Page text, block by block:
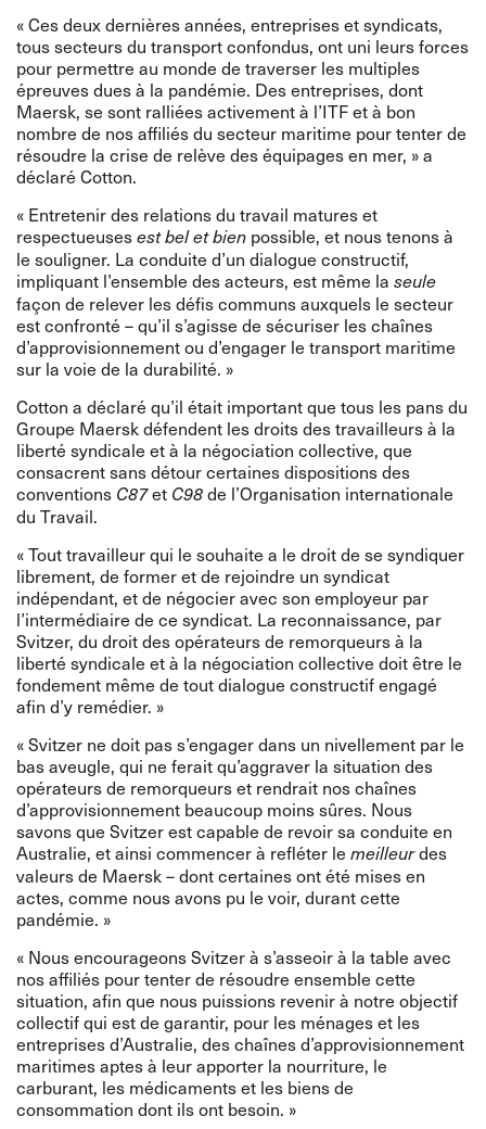
« Ces deux dernières années, entreprises et syndicats,
tous secteurs du transport confondus, ont uni leurs forces
pour permettre au monde de traverser les multiples
épreuves dues à la pandémie. Des entreprises, dont
Maersk, se sont ralliées activement à l’ITF et à bon
nombre de nos affiliés du secteur maritime pour tenter de
résoudre la crise de relève des équipages en mer, » a
déclaré Cotton.
« Entretenir des relations du travail matures et
respectueusesest bel et bien possible, et nous tenons à
le souligner. La conduite d’un dialogue constructif,
impliquant l’ensemble des acteurs, est même la seule
façon de relever les défis communs auxquels le secteur
est confronté – qu’il s’agisse de sécuriser les chaînes
d’approvisionnement ou d’engager le transport maritime
sur la voie de la durabilité. »
Cotton a déclaré qu’il était important que tous les pans du
Groupe Maersk défendent les droits des travailleurs à la
liberté syndicale et à la négociation collective, que
consacrent sans détour certaines dispositions des
conventions C87et C98de l’Organisation internationale
du Travail.
« Tout travailleur qui le souhaite a le droit de se syndiquer
librement, de former et de rejoindre un syndicat
indépendant, et de négocier avec son employeur par
l’intermédiaire de ce syndicat. La reconnaissance, par
Svitzer, du droit des opérateurs de remorqueurs à la
liberté syndicale et à la négociation collective doit être le
fondement même de tout dialogue constructif engagé
afin d’y remédier. »
« Svitzer ne doit pas s’engager dans un nivellement par le
bas aveugle, qui ne ferait qu’aggraver la situation des
opérateurs de remorqueurs et rendrait nos chaînes
d’approvisionnement beaucoup moins sûres. Nous
savons que Svitzer est capable de revoir sa conduite en
Australie, et ainsi commencer à refléter le meilleurdes
valeurs de Maersk – dont certaines ont été mises en
actes, comme nous avons pu le voir, durant cette
pandémie. »
« Nous encourageons Svitzer à s’asseoir à la table avec
nos affiliés pour tenter de résoudre ensemble cette
situation, afin que nous puissions revenir à notre objectif
collectif qui est de garantir, pour les ménages et les
entreprises d’Australie, des chaînes d’approvisionnement
maritimes aptes à leur apporter la nourriture, le
carburant, les médicaments et les biens de
consommation dont ils ont besoin. »